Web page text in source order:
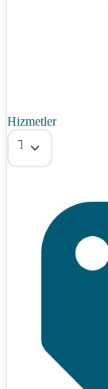
Hizmetler
Tümü